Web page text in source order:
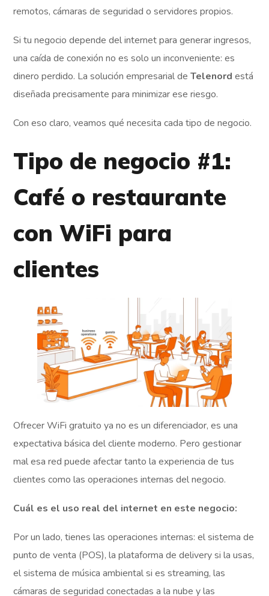
remotos, cámaras de seguridad o servidores propios.
Si tu negocio depende del internet para generar ingresos,
una caída de conexión no es solo un inconveniente: es
dinero perdido. La solución empresarial deTelenord está
diseñada precisamente para minimizar ese riesgo.
Con eso claro, veamos qué necesita cada tipo de negocio.
Tipo de negocio #1:
Café o restaurante
con WiFi para
clientes
Ofrecer WiFi gratuito ya no es un diferenciador, es una
expectativa básica del cliente moderno. Pero gestionar
mal esa red puede afectar tanto la experiencia de tus
clientes como las operaciones internas del negocio.
Cuál es el uso real del internet en este negocio:
Por un lado, tienes las operaciones internas: el sistema de
punto de venta (POS), la plataforma de delivery si la usas,
el sistema de música ambiental si es streaming, las
cámaras de seguridad conectadas a la nube y las